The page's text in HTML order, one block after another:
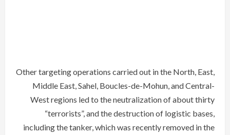
Other targeting operations carried out in the North, East,
Middle East, Sahel, Boucles-de-Mohun, and Central-
West regions led to the neutralization of about thirty
“terrorists”, and the destruction of logistic bases,
including the tanker, which was recently removed in the